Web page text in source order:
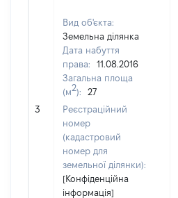
3
Вид об'єкта:
Земельна ділянка
Дата набуття
права:
11.08.2016
Загальна площа
(м2):
27
Реєстраційний
номер
(кадастровий
номер для
земельної ділянки):
[Конфіденційна
інформація]